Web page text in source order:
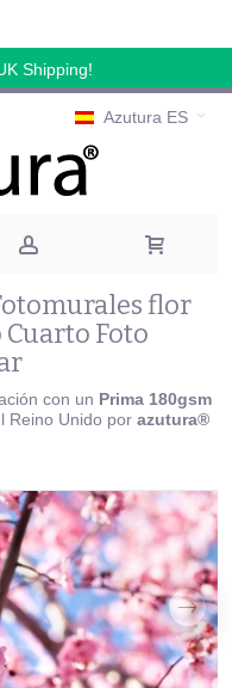
Shipping!
Azutura ES
flor
Foto
con un Prima 180gsm
Reino Unido por azutura®